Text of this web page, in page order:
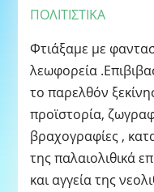
ΠΟΛΙΤΙΣΤΙΚΑ
Φτιάξαμε με
λεωφορεία
το παρελθόν
προϊστορία,
βραχογραφίες ,
της παλαιολιθικά
και αγγεία της